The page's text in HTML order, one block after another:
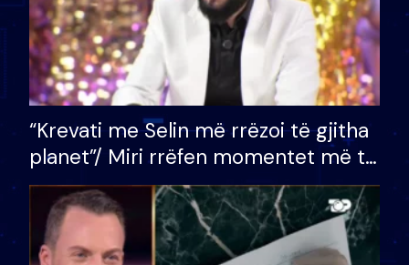
“Krevati me Selin më rrëzoi të gjitha
planet”/ Miri rrëfen momentet më të
bukura në shtëpinë e BB VIP: Do më
mungojë zilja e mëngjesit kur…